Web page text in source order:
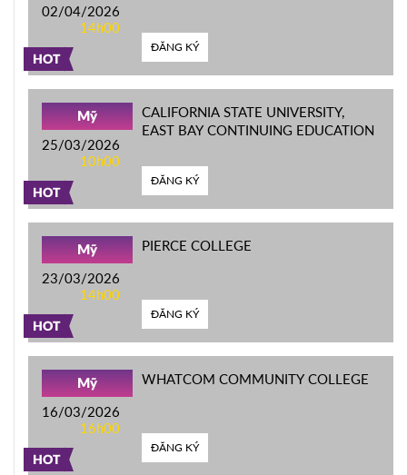
HOT
02/04/2026
14h00
ĐĂNG KÝ
HOT
Mỹ
25/03/2026
10h00
CALIFORNIA STATE UNIVERSITY,
EAST BAY CONTINUING EDUCATION
ĐĂNG KÝ
HOT
Mỹ
23/03/2026
14h00
PIERCE COLLEGE
ĐĂNG KÝ
HOT
Mỹ
16/03/2026
16h00
WHATCOM COMMUNITY COLLEGE
ĐĂNG KÝ